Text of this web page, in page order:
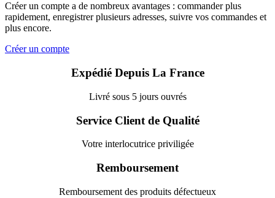
Créer un compte a de nombreux avantages : commander plus
rapidement, enregistrer plusieurs adresses, suivre vos commandes et
plus encore.
Créer un compte
Expédié Depuis La France
Livré sous 5 jours ouvrés
Service Client de Qualité
Votre interlocutrice priviligée
Remboursement
Remboursement des produits défectueux